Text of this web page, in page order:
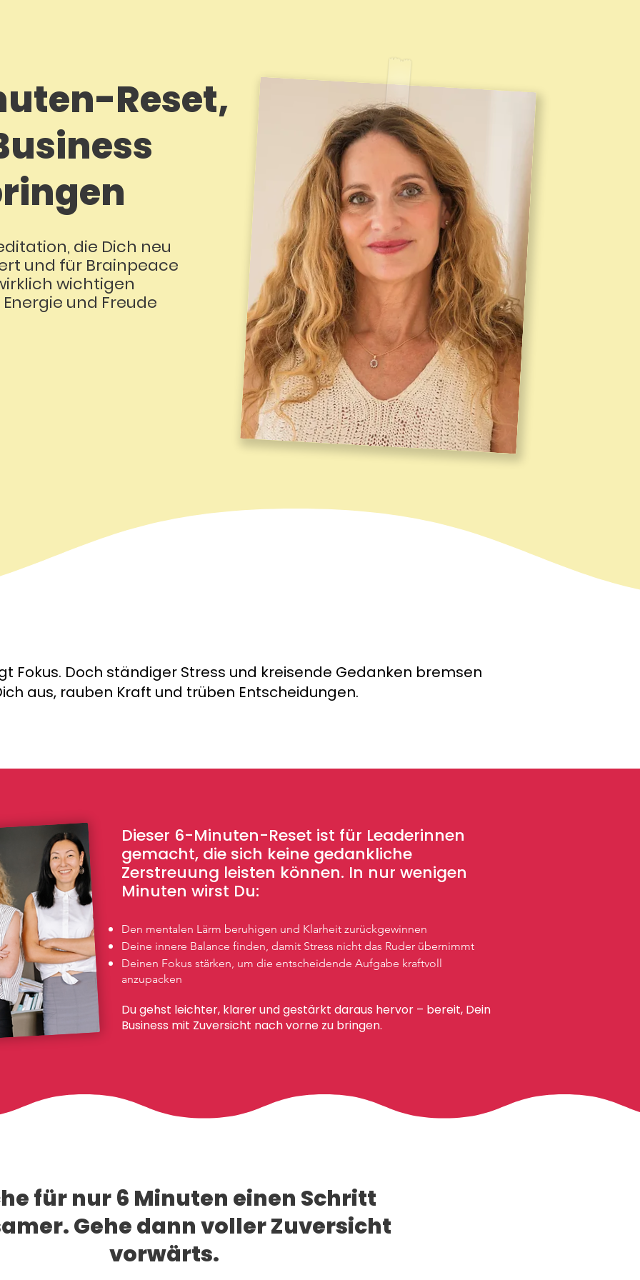
Reset,
die Dich neu
und für Brainpeace
wichtigen
Energie und Freude
Fokus. Doch ständiger Stress und kreisende Gedanken bremsen
aus, rauben Kraft und trüben Entscheidungen.
Dieser 6-Minuten-Reset ist für Leaderinnen
gemacht, die sich keine gedankliche
Zerstreuung leisten können. In nur wenigen
Minuten wirst Du:
Den mentalen Lärm beruhigen und Klarheit zurückgewinnen
Deine innere Balance finden, damit Stress nicht das Ruder übernimmt
Deinen Fokus stärken, um die entscheidende Aufgabe kraftvoll
anzupacken
Du gehst leichter, klarer und gestärkt daraus hervor – bereit, Dein
Business mit Zuversicht nach vorne zu bringen.
für nur 6 Minuten einen Schritt
Gehe dann voller Zuversicht
vorwärts.